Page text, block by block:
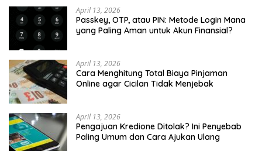
April 13, 2026
Passkey, OTP, atau PIN: Metode Login Mana
yang Paling Aman untuk Akun Finansial?
April 13, 2026
Cara Menghitung Total Biaya Pinjaman
Online agar Cicilan Tidak Menjebak
April 13, 2026
Pengajuan Kredione Ditolak? Ini Penyebab
Paling Umum dan Cara Ajukan Ulang